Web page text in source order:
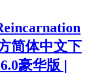
简体中文下
豪华版 |